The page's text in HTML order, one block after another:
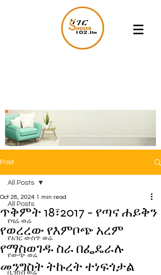
Post
All Posts
የዛሬ ወሬ
የአገር ውስጥ ወሬ
የውጭ ወሬ
ቢዝነስ ወሬ
All Posts
ጥቅምት 18፣2017 - የጣና ሐይቅን
የወረረው የእምቦጭ አረም
የማስወገዱ ስራ በፌዴራሉ
መንግስት ትኩረት ተነፍጎታል
Oct 28, 2024 1 min read